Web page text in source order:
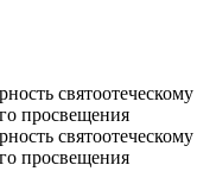
святоотеческому
просвещения
святоотеческому
просвещения